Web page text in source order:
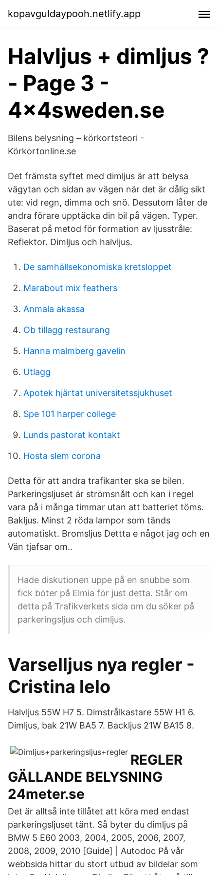
kopavguldaypooh.netlify.app
Halvljus + dimljus ?
- Page 3 -
4x4sweden.se
Bilens belysning – körkortsteori -
Körkortonline.se
Det främsta syftet med dimljus är att belysa
vägytan och sidan av vägen när det är dålig sikt
ute: vid regn, dimma och snö. Dessutom låter de
andra förare upptäcka din bil på vägen. Typer.
Baserat på metod för formation av ljusstråle:
Reflektor. Dimljus och halvljus.
De samhällsekonomiska kretsloppet
Marabout mix feathers
Anmala akassa
Ob tillagg restaurang
Hanna malmberg gavelin
Utlagg
Apotek hjärtat universitetssjukhuset
Spe 101 harper college
Lunds pastorat kontakt
Hosta slem corona
Detta för att andra trafikanter ska se bilen.
Parkeringsljuset är strömsnålt och kan i regel
vara på i många timmar utan att batteriet töms.
Bakljus. Minst 2 röda lampor som tänds
automatiskt. Bromsljus Dettta e något jag och en
Vän tjafsar om..
Hade diskutionen uppe på en snubbe som
fick böter på Elmia för just detta. Står om
detta på Trafikverkets sida om du söker på
parkeringsljus och dimljus.
Varselljus nya regler -
Cristina Ielo
Halvljus 55W H7 5. Dimstrålkastare 55W H1 6.
Dimljus, bak 21W BA5 7. Backljus 21W BA15 8.
REGLER
GÄLLANDE BELYSNING
24meter.se
Det är alltså inte tillåtet att köra med endast
parkeringsljuset tänt. Så byter du dimljus på
BMW 5 E60 2003, 2004, 2005, 2006, 2007,
2008, 2009, 2010 [Guide] | Autodoc På vår
webbsida hittar du stort utbud av bildelar som